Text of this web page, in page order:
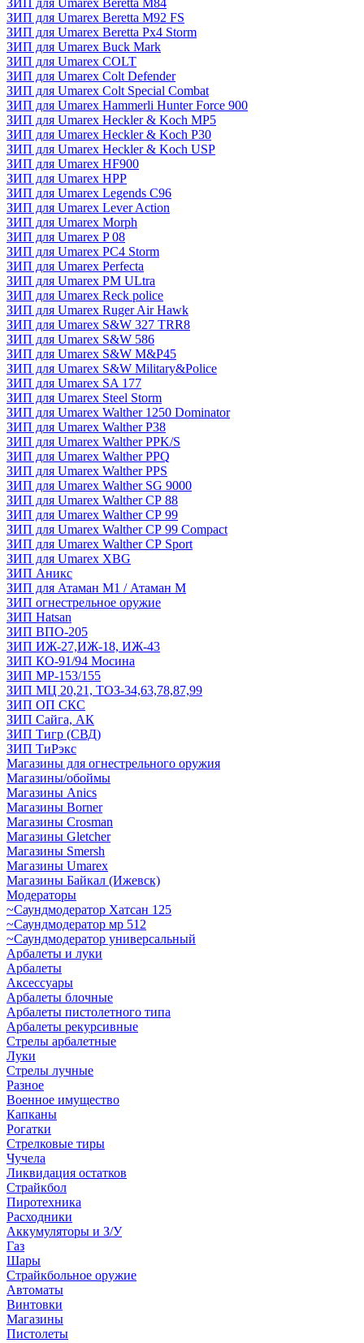
ЗИП для Umarex Beretta M84
ЗИП для Umarex Beretta M92 FS
ЗИП для Umarex Beretta Px4 Storm
ЗИП для Umarex Buck Mark
ЗИП для Umarex COLT
ЗИП для Umarex Colt Defender
ЗИП для Umarex Colt Special Combat
ЗИП для Umarex Hammerli Hunter Force 900
ЗИП для Umarex Heckler & Koch MP5
ЗИП для Umarex Heckler & Koch P30
ЗИП для Umarex Heckler & Koch USP
ЗИП для Umarex HF900
ЗИП для Umarex HPP
ЗИП для Umarex Legends C96
ЗИП для Umarex Lever Action
ЗИП для Umarex Morph
ЗИП для Umarex P 08
ЗИП для Umarex PC4 Storm
ЗИП для Umarex Perfecta
ЗИП для Umarex PM ULtra
ЗИП для Umarex Reck police
ЗИП для Umarex Ruger Air Hawk
ЗИП для Umarex S&W 327 TRR8
ЗИП для Umarex S&W 586
ЗИП для Umarex S&W M&P45
ЗИП для Umarex S&W Military&Police
ЗИП для Umarex SA 177
ЗИП для Umarex Steel Storm
ЗИП для Umarex Walther 1250 Dominator
ЗИП для Umarex Walther P38
ЗИП для Umarex Walther PPK/S
ЗИП для Umarex Walther PPQ
ЗИП для Umarex Walther PPS
ЗИП для Umarex Walther SG 9000
ЗИП для Umarex Walther СР 88
ЗИП для Umarex Walther СР 99
ЗИП для Umarex Walther СР 99 Compact
ЗИП для Umarex Walther СР Sport
ЗИП для Umarex XBG
ЗИП Аникс
ЗИП для Атаман М1 / Атаман М
ЗИП огнестрельное оружие
ЗИП Hatsan
ЗИП ВПО-205
ЗИП ИЖ-27,ИЖ-18, ИЖ-43
ЗИП КО-91/94 Мосина
ЗИП МР-153/155
ЗИП МЦ 20,21, ТОЗ-34,63,78,87,99
ЗИП ОП СКС
ЗИП Сайга, АК
ЗИП Тигр (СВД)
ЗИП ТиРэкс
Магазины для огнестрельного оружия
Магазины/обоймы
Магазины Anics
Магазины Borner
Магазины Crosman
Магазины Gletcher
Магазины Smersh
Магазины Umarex
Магазины Байкал (Ижевск)
Модераторы
~Cаундмодератор Хатсан 125
~Саундмодератор мр 512
~Саундмодератор универсальный
Арбалеты и луки
Арбалеты
Аксессуары
Арбалеты блочные
Арбалеты пистолетного типа
Арбалеты рекурсивные
Стрелы арбалетные
Луки
Стрелы лучные
Разное
Военное имущество
Капканы
Рогатки
Стрелковые тиры
Чучела
Ликвидация остатков
Страйкбол
Пиротехника
Расходники
Аккумуляторы и З/У
Газ
Шары
Страйкбольное оружие
Автоматы
Винтовки
Магазины
Пистолеты